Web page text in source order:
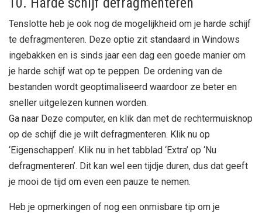
Tenslotte heb je ook nog de mogelijkheid om je harde schijf
te defragmenteren. Deze optie zit standaard in Windows
ingebakken en is sinds jaar een dag een goede manier om
je harde schijf wat op te peppen. De ordening van de
bestanden wordt geoptimaliseerd waardoor ze beter en
sneller uitgelezen kunnen worden.
Ga naar Deze computer, en klik dan met de rechtermuisknop
op de schijf die je wilt defragmenteren. Klik nu op
‘Eigenschappen’. Klik nu in het tabblad ‘Extra’ op ‘Nu
defragmenteren’. Dit kan wel een tijdje duren, dus dat geeft
je mooi de tijd om even een pauze te nemen.
Heb je opmerkingen of nog een onmisbare tip om je